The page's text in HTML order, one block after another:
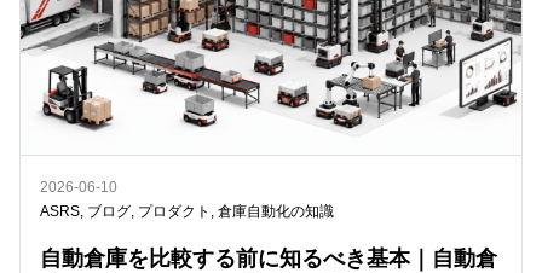
2026-06-10
ASRS, ブログ, プロダクト , 倉庫自動化の知識
自動倉庫を比較する前に知るべき基本｜自動倉